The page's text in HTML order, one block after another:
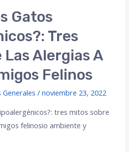
Gatos
Tres
Las Alergias A
Felinos
/noviembre 23, 2022
tres mitos sobre
felinosio ambiente y